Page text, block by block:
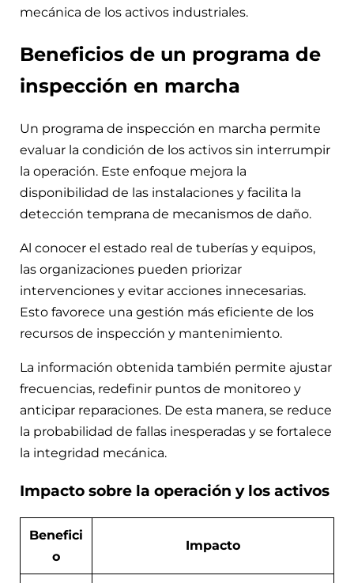
mecánica de los activos industriales.
Beneficios de un programa de
inspección en marcha
Un programa de inspección en marcha permite
evaluar la condición de los activos sin interrumpir
la operación. Este enfoque mejora la
disponibilidad de las instalaciones y facilita la
detección temprana de mecanismos de daño.
Al conocer el estado real de tuberías y equipos,
las organizaciones pueden priorizar
intervenciones y evitar acciones innecesarias.
Esto favorece una gestión más eficiente de los
recursos de inspección y mantenimiento.
La información obtenida también permite ajustar
frecuencias, redefinir puntos de monitoreo y
anticipar reparaciones. De esta manera, se reduce
la probabilidad de fallas inesperadas y se fortalece
la integridad mecánica.
Impacto sobre la operación y los activos
Benefici
o
Impacto